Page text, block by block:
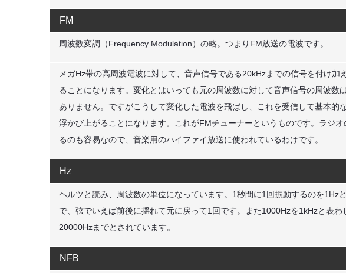
FM
周波数変調（Frequency Modulation）の略。つまりFM放送の電波です。
メガHz帯の高周波電波に対して、音声信号である20kHzまでの信号を付け加
ることになります。変化とはいっても元の周波数に対して音声信号の周波数
ありません。ですがこうして変化した電波を飛ばし、これを受信して基本的
浮かび上がることになります。これがFMチューナーというものです。ラジ
るのも容易なので、音楽用のハイファイ放送に使われているわけです。
Hz
ヘルツと読み、周波数の単位になっています。1秒間に1回振動するのを1Hz
で、弦でいえば前後に揺れて元に戻って1回です。また1000Hzを1kHzと表
20000Hzまでとされています。
NFB